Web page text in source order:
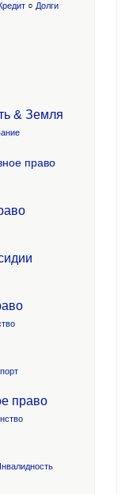
Кредит ○ Долги
& Земля
право
право